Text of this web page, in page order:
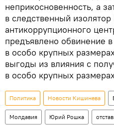
неприкосновенность, а
в следственный
антикоррупционного
предъявлено обвинение
в особо крупных
выгоды из влияния с
в особо крупных
Политика Новости Кишинева
Молдавия Юрий Рошка